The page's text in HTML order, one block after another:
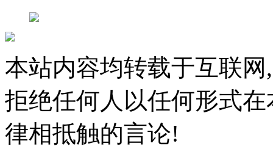
本站内容均转载于互联
拒绝任何人以任何形式
律相抵触的言论!